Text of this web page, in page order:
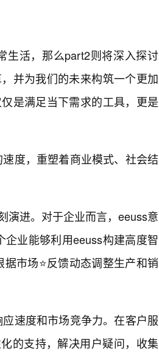
生活，那么part2则将深入探讨
并为我们的未来构筑一个更加
是满足当下需求的工具，更是
度，重塑着商业模式、社会结
演进。对于企业而言，eeuss意
业能够利用eeuss构建高度智
市场⭐反馈动态调整生产和销
速度和市场竞争力。在客户服
的支持，解决用户疑问，收集